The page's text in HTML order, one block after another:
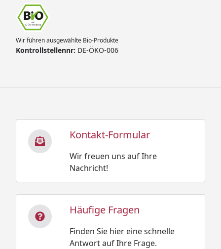
Wir führen ausgewählte Bio-Produkte
Kontrollstellennr: DE-ÖKO-006
Kontakt-Formular
Wir freuen uns auf Ihre
Nachricht!
Häufige Fragen
Finden Sie hier eine schnelle
Antwort auf Ihre Frage.